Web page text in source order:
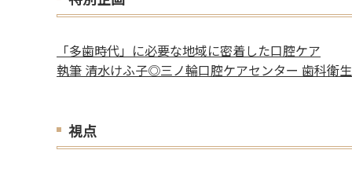
「多歯時代」に必要な地域に密着した口腔ケア
執筆 清水けふ子◎三ノ輪口腔ケアセンター 歯科衛
視点